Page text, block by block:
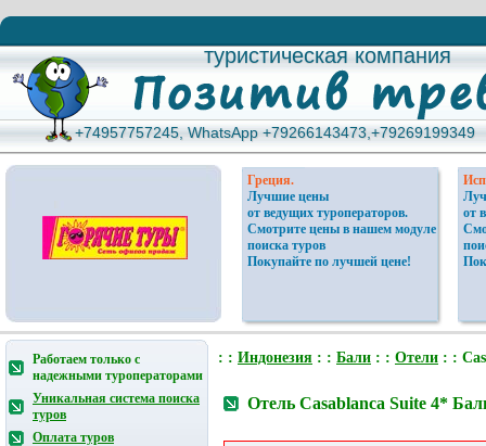
туристическая компания
туристическая компания
+74957757245, WhatsApp +79266143473,+79269199349
+74957757245, WhatsApp +79266143473,+79269199349
Греция.
Лучшие цены
от ведущих туроператоров.
Смотрите цены в нашем модуле
поиска туров
Покупайте по лучшей цене!
от
Работаем только с
надежными туроператорами
Уникальная система поиска
туров
Оплата туров
: : Индонезия : : Бали : : Отели : :
Отель Casablanca Suite 4*